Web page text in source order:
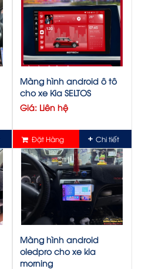
Màng hình android ô tô
cho xe Kia SELTOS
Giá: Liên hệ
Đặt Hàng Chi tiết
Màng hình android
oledpro cho xe kia
morning